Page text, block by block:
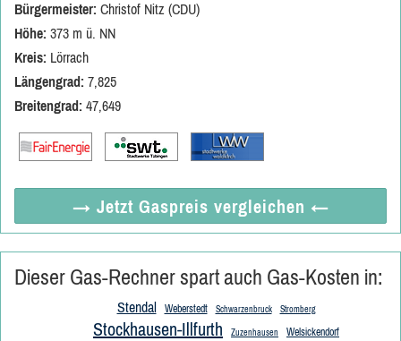
Bürgermeister: Christof Nitz (CDU)
Höhe: 373 m ü. NN
Kreis: Lörrach
Längengrad: 7,825
Breitengrad: 47,649
→ Jetzt Gaspreis vergleichen ←
Dieser Gas-Rechner spart auch Gas-Kosten in:
Stendal Weberstedt Schwarzenbruck Stromberg
Stockhausen-Illfurth Zuzenhausen Welsickendorf